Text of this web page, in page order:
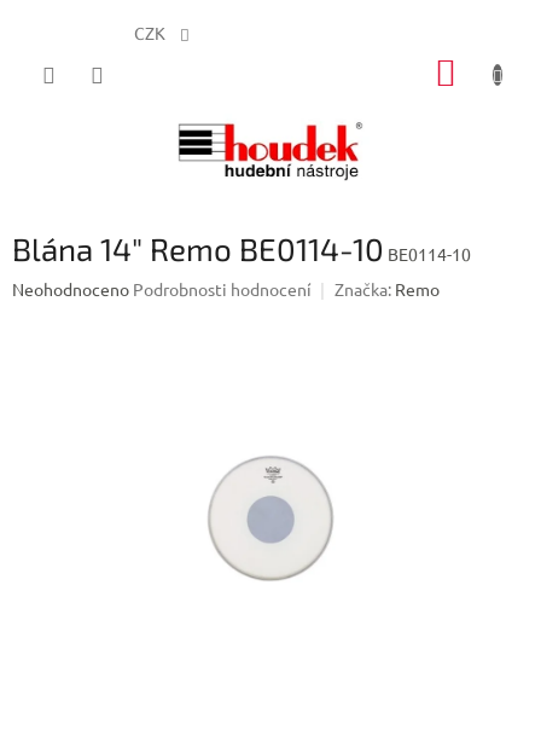
CZK
Blána 14" Remo BE0114-10 BE0114-10
Průměrné
Neohodnoceno Podrobnosti hodnocení Značka: Remo